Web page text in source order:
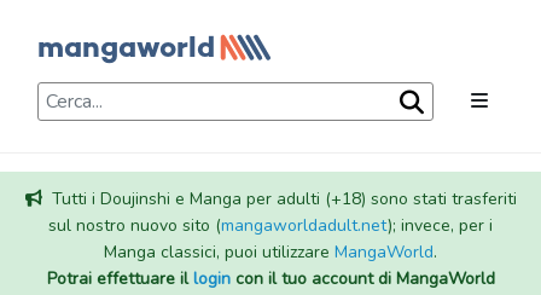
Tutti i Doujinshi e Manga per adulti (+18) sono stati trasferiti
sul nostro nuovo sito (mangaworldadult.net); invece, per i
Manga classici, puoi utilizzare MangaWorld.
Potrai effettuare illogincon il tuo account di MangaWorld